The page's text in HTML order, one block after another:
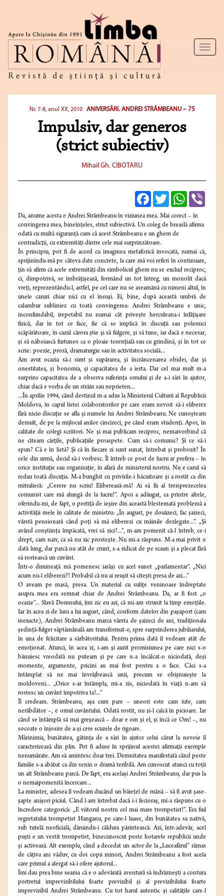
Toggle
Nr. 7-8, anul XX, 2010 ANIVERSĂRI. ANDREI STRÂMBEANU – 75
Impulsiv, dar generos
(strict subiectiv)
Mihail Gh. CIBOTARU
FacebookTwitterWhatsApp
Da, anume acesta e Andrei Strâmbeanu în viziunea mea. Mai corect – în
convingerea mea, bineînţeles, strict subiectivă. Un coleg de breaslă afirma
odată cu multă siguranţă cum că acest Strâmbeanu e un ghem de
contradicţii, cu extremităţi dintre cele mai surprinzătoare.
În principiu, pot fi de acord cu imaginea metaforică invocată, numai că,
sprijinindu-mă pe câteva date concrete, la care mă voi referi în continuare,
ţin să afirm că acele extremităţi din simbolicul ghem nu se exclud reciproc,
ci, dimpotrivă, se îmbrăţişează, formând un tot întreg, un monolit dacă
vreţi, reprezentându-l, astfel, pe cel care nu se aseamănă cu nimeni altul, în
unele cazuri chiar nici cu el însuşi. Ei, bine, după această umbră de
calambur subliniez cu toată convingerea: Andrei Strâmbeanu e unic,
inconfundabil, irepetabil nu numai cât priveşte herculeana-i înfăţişare
fizică, dar în tot ce face, fie că se implică în discuţii sau polemici
scăpărătoare, în cazul cărora ştie şi să fulgere, şi să tune, iar dacă e necesar,
şi să năboiască furtunos ca o ploaie torenţială sau cu grindină, şi în tot ce
scrie: poezie, proză, dramaturgie sau în activitatea socială...
Am avut ocazia să-i simt şi supărarea, şi încrâncenarea obidei, dar şi
onestitatea, şi bonomia, şi capacitatea de a ierta. Dar cel mai mult m-a
surprins capacitatea de a observa suferinţa omului şi de a-i sări în ajutor,
chiar dacă e vorba de un străin sau neprieten...
...În aprilie 1994, când destinul m-a adus la Ministerul Culturii al Republicii
Moldova, în capul listei colaboratorilor pe care eram nevoit să-i eliberez
fără nicio discuţie se afla şi numele lui Andrei Strâmbeanu. Ne cunoşteam
demult, de pe la mijlocul anilor cincizeci, pe când eram studenţi. Apoi, în
calitate de colegi scriitori. Ne şi mai publicam reciproc, nemaivorbind că
ne citeam cărţile, publicaţiile proaspete. Cum să-i comunic? Şi ce să-i
spun? Că e în listă? Şi că în fiecare zi sunt sunat, întrebat şi probozit? În
cele din urmă, decid să-i vorbesc. Îl întreb ce post de lucru ar prefera – în
orice instituţie sau organizaţie, în afară de ministerul nostru. Nu e cazul să
redau toată discuţia. M-a bunghit cu privirile-i hăcuitoare şi a rostit ca din
mitralieră: „Cerere nu scriu! Eliberează-mă! Ai să fii al treisprezecelea
comunist care mă alungă de la lucru!”. Apoi a adăugat, ca printre altele,
oferindu-mi, de fapt, o portiţă de ieşire din această blestemată problemă a
activităţii mele în calitate de ministru: „În august, pe douăzeci, fac şaizeci,
vârstă pensionară când poţi să mă eliberezi cu mâinile dezlegate...”. „Şi
având conştiinţa împăcată, vrei să zici?...”, m-am pomenit că-l întreb, ce-i
drept, cam naiv, ca să nu zic prosteşte. Nu mi-a răspuns. M-a mai privit o
dată lung, dar parcă nu atât de crunt, s-a ridicat de pe scaun şi a plecat fără
să rostească un cuvânt.
Într-o dimineaţă mă pomenesc iarăşi cu acel sunet „parlamentar”. „Nici
acum nu-l eliberezi?! Probabil că nu ai reuşit să citeşti presa de azi...”
O aveam pe masă, presa. Un material cu suliţe veninoase îndreptate
asupra mea era semnat chiar de Andrei Strâmbeanu. Da, ar fi fost „o
ocazie”... Slavă Domnului, îmi zic eu azi, că mi-am strunit la timp emoţiile.
Iar în acea zi de luni a lui august, când, conform datelor din paşaport (cam
inexacte), Andrei Strâmbeanu marca vârsta de şaizeci de ani, tradiţionala
şedinţă-fulger săptămânală am transformat-o, spre surprinderea jubiliarului,
în una de felicitare a sărbătoritului. Pentru prima dată îl vedeam atât de
emoţionat. Atunci, în acea zi, i-am şi auzit promisiunea pe care nici s-o
bănuiesc vreodată nu puteam şi pe care n-a încălcat-o niciodată, deşi
momente, argumente, pricini au mai fost pentru a o face. Căci s-a
întâmplat să ne mai învrăjbească unii, precum se obişnuieşte la
moldoveni... „Orice s-ar întâmpla, mi-a zis, niciodată în viaţă n-am să
rostesc un cuvânt împotriva ta!...”
Îl credeam. Strâmbeanu, aşa cum pare – uneori este cam iute, cam
nerăbdător –, e omul cuvântului. Odată rostit, nu şi-l calcă în picioare. Iar
când se întâmplă să mai greşească – doar e om şi el, şi încă ce Om! –, nu
socoate o înjosire de a-şi cere scuzele de rigoare.
Mărinimia, bunătatea, gătinţa de a sări în ajutor celui căzut la nevoie îl
caracterizează din plin. Pot fi aduse în sprijinul acestei afirmaţii exemple
nenumărate. Am să amintesc doar trei. Demnitatea manifestată când peste
familie s-a abătut ca din senin o dramă teribilă. Am cunoscut atunci cu toţii
un alt Strâmbeanu parcă. De fapt, era acelaşi Andrei Strâmbeanu, dar pus la
o nemaipomenită încercare...
La minister, adesea îl vedeam ducând un băieţel de mână – să fi avut şase-
şapte anişori piciul. Când l-am întrebat dacă i-i fecioraş, mi-a răspuns cu o
încredere categorică: „E viitorul nostru cel mai mare trompetist!”. Era fiul
regretatului trompetist Hanganu, pe care-l luase, din bunătatea sa nativă,
sub tutelă neoficială, dăruindu-i căldura părintească. Azi, într-adevăr, acel
puşti e un vestit trompetist, binecunoscut peste hotarele republicii unde
şi activează. Alt exemplu, când a decedat un actor de la „Luceafărul” rămas
de câţiva ani văduv, cu doi copii minori, Andrei Strâmbeanu a fost acela
care primul a alergat să-i ofere ajutorul...
Îmi dau prea bine seama că e o adevărată aventură să îndrăzneşti a contura
portretul imprevizibilului foarte previzibil şi al previzibilului foarte
imprevizibil Andrei Strâmbeanu. Cu tot harul autentic şi calităţile care-l